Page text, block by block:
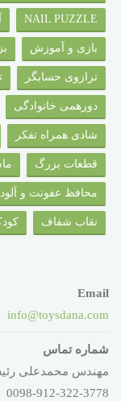
NAIL PUZZLE
بازی و آموزش
ترازوی حسابگر
دورهمی خانوادگی
شادی همراه تفکر
قطعات بزرگ
محافظ عفونت و
نقاب شفاف
Email
info@toysdana.com
شماره تماس
مهندس محمدعلی
0098-912-322-3778